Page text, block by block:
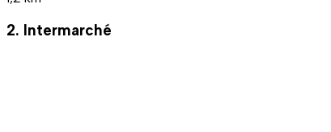
2. Intermarché